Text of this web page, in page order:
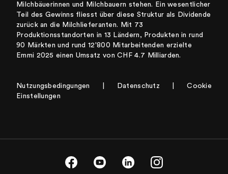
Milchbäuerinnen und Milchbauern stehen. Ein wesentlicher
Teil des Gewinns fliesst über diese Struktur als Dividende
zurück an die Milchlieferanten. Mit 73
Produktionsstandorten in 13 Ländern, Produkten in rund
90 Märkten und rund 12'800 Mitarbeitenden erzielte
Emmi 2025 einen Umsatz von CHF 4.7 Milliarden.
Nutzungsbedingungen Datenschutz |Cookie
Einstellungen